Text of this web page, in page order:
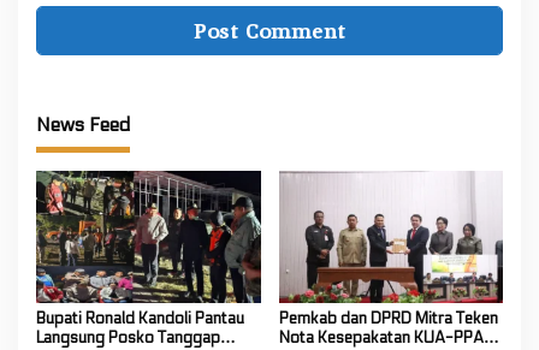
News Feed
Bupati Ronald Kandoli Pantau
Langsung Posko Tanggap
Pemkab dan DPRD Mitra Teken
Nota Kesepakatan KUA-PPAS